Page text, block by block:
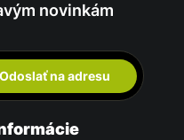
novinkám
Odoslať na adresu